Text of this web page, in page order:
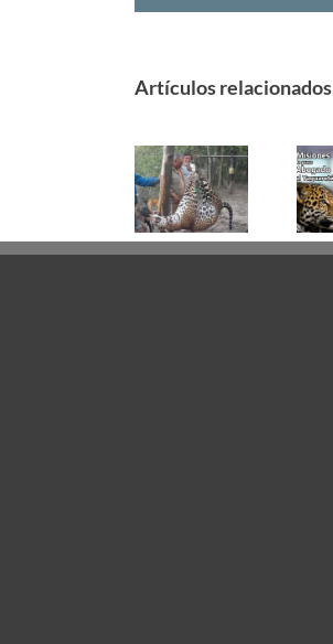
Artículos relacionados